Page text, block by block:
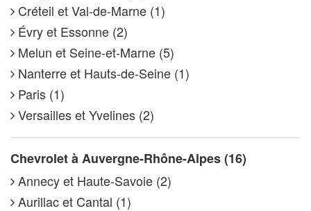
Créteil et Val-de-Marne (1)
Évry et Essonne (2)
Melun et Seine-et-Marne (5)
Nanterre et Hauts-de-Seine (1)
Paris (1)
Versailles et Yvelines (2)
Chevrolet à Auvergne-Rhône-Alpes (16)
Annecy et Haute-Savoie (2)
Aurillac et Cantal (1)